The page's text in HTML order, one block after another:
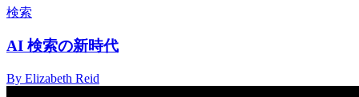
検索
AI 検索の新時代
By Elizabeth Reid